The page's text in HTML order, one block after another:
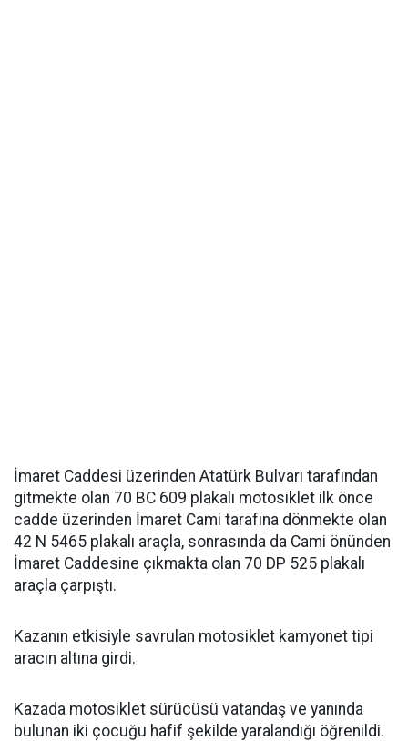
İmaret Caddesi üzerinden Atatürk Bulvarı tarafından
gitmekte olan 70 BC 609 plakalı motosiklet ilk önce
cadde üzerinden İmaret Cami tarafına dönmekte olan
42 N 5465 plakalı araçla, sonrasında da Cami önünden
İmaret Caddesine çıkmakta olan 70 DP 525 plakalı
araçla çarpıştı.
Kazanın etkisiyle savrulan motosiklet kamyonet tipi
aracın altına girdi.
Kazada motosiklet sürücüsü vatandaş ve yanında
bulunan iki çocuğu hafif şekilde yaralandığı öğrenildi.